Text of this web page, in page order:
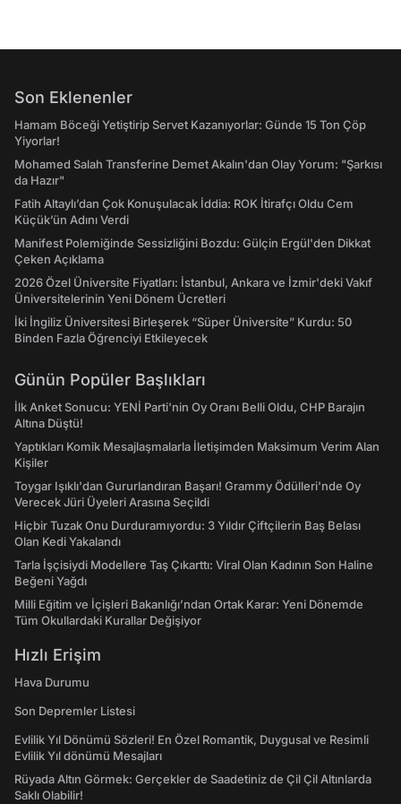
Son Eklenenler
Hamam Böceği Yetiştirip Servet Kazanıyorlar: Günde 15 Ton Çöp
Yiyorlar!
Mohamed Salah Transferine Demet Akalın'dan Olay Yorum: "Şarkısı
da Hazır"
Fatih Altaylı’dan Çok Konuşulacak İddia: ROK İtirafçı Oldu Cem
Küçük’ün Adını Verdi
Manifest Polemiğinde Sessizliğini Bozdu: Gülçin Ergül'den Dikkat
Çeken Açıklama
2026 Özel Üniversite Fiyatları: İstanbul, Ankara ve İzmir'deki Vakıf
Üniversitelerinin Yeni Dönem Ücretleri
İki İngiliz Üniversitesi Birleşerek “Süper Üniversite” Kurdu: 50
Binden Fazla Öğrenciyi Etkileyecek
Günün Popüler Başlıkları
İlk Anket Sonucu: YENİ Parti'nin Oy Oranı Belli Oldu, CHP Barajın
Altına Düştü!
Yaptıkları Komik Mesajlaşmalarla İletişimden Maksimum Verim Alan
Kişiler
Toygar Işıklı'dan Gururlandıran Başarı! Grammy Ödülleri'nde Oy
Verecek Jüri Üyeleri Arasına Seçildi
Hiçbir Tuzak Onu Durduramıyordu: 3 Yıldır Çiftçilerin Baş Belası
Olan Kedi Yakalandı
Tarla İşçisiydi Modellere Taş Çıkarttı: Viral Olan Kadının Son Haline
Beğeni Yağdı
Milli Eğitim ve İçişleri Bakanlığı’ndan Ortak Karar: Yeni Dönemde
Tüm Okullardaki Kurallar Değişiyor
Hızlı Erişim
Hava Durumu
Son Depremler Listesi
Evlilik Yıl Dönümü Sözleri! En Özel Romantik, Duygusal ve Resimli
Evlilik Yıl dönümü Mesajları
Rüyada Altın Görmek: Gerçekler de Saadetiniz de Çil Çil Altınlarda
Saklı Olabilir!